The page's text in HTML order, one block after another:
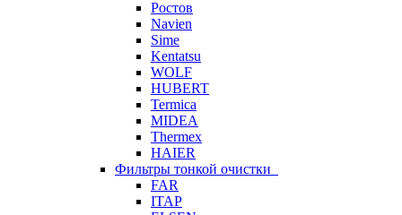
Ростов
Navien
Sime
Kentatsu
WOLF
HUBERT
Termica
MIDEA
Thermex
HAIER
Фильтры тонкой очистки
FAR
ITAP